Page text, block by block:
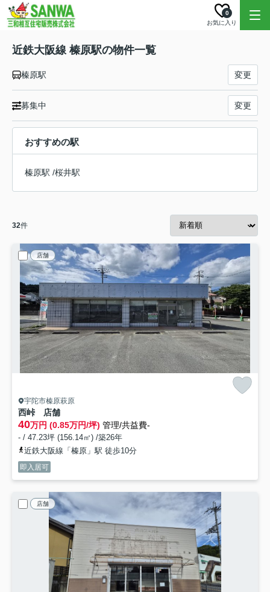
お気に入り
0
近鉄大阪線 榛原駅の物件一覧
榛原駅 変更
募集中 変更
おすすめの駅
榛原駅 /桜井駅
32件
店舗
宇陀市榛原萩原
西峠 店舗
40万円 (0.85万円/坪) 管理/共益費-
- / 47.23坪 (156.14㎡) /築26年
近鉄大阪線「榛原」駅 徒歩10分
即入居可
店舗